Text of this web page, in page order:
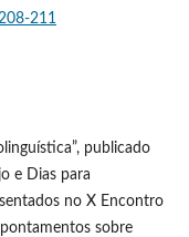
211
publicado
e Dias para
no X Encontro
sobre